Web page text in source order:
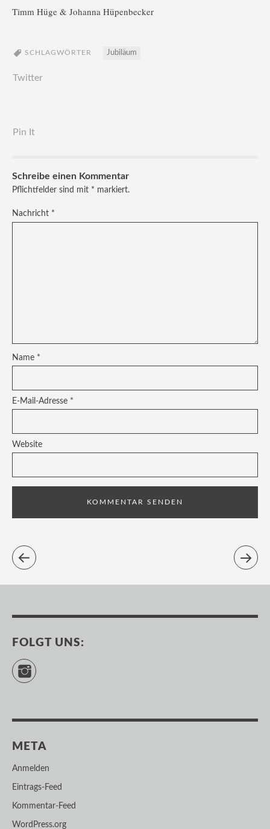
Timm Hüge & Johanna Hüpenbecker
SCHLAGWÖRTER Jubiläum
Twitter
Pin It
Schreibe einen Kommentar
Pflichtfelder sind mit * markiert.
Nachricht *
Name *
E-Mail-Adresse *
Website
FOLGT UNS:
META
Anmelden
Eintrags-Feed
Kommentar-Feed
WordPress.org